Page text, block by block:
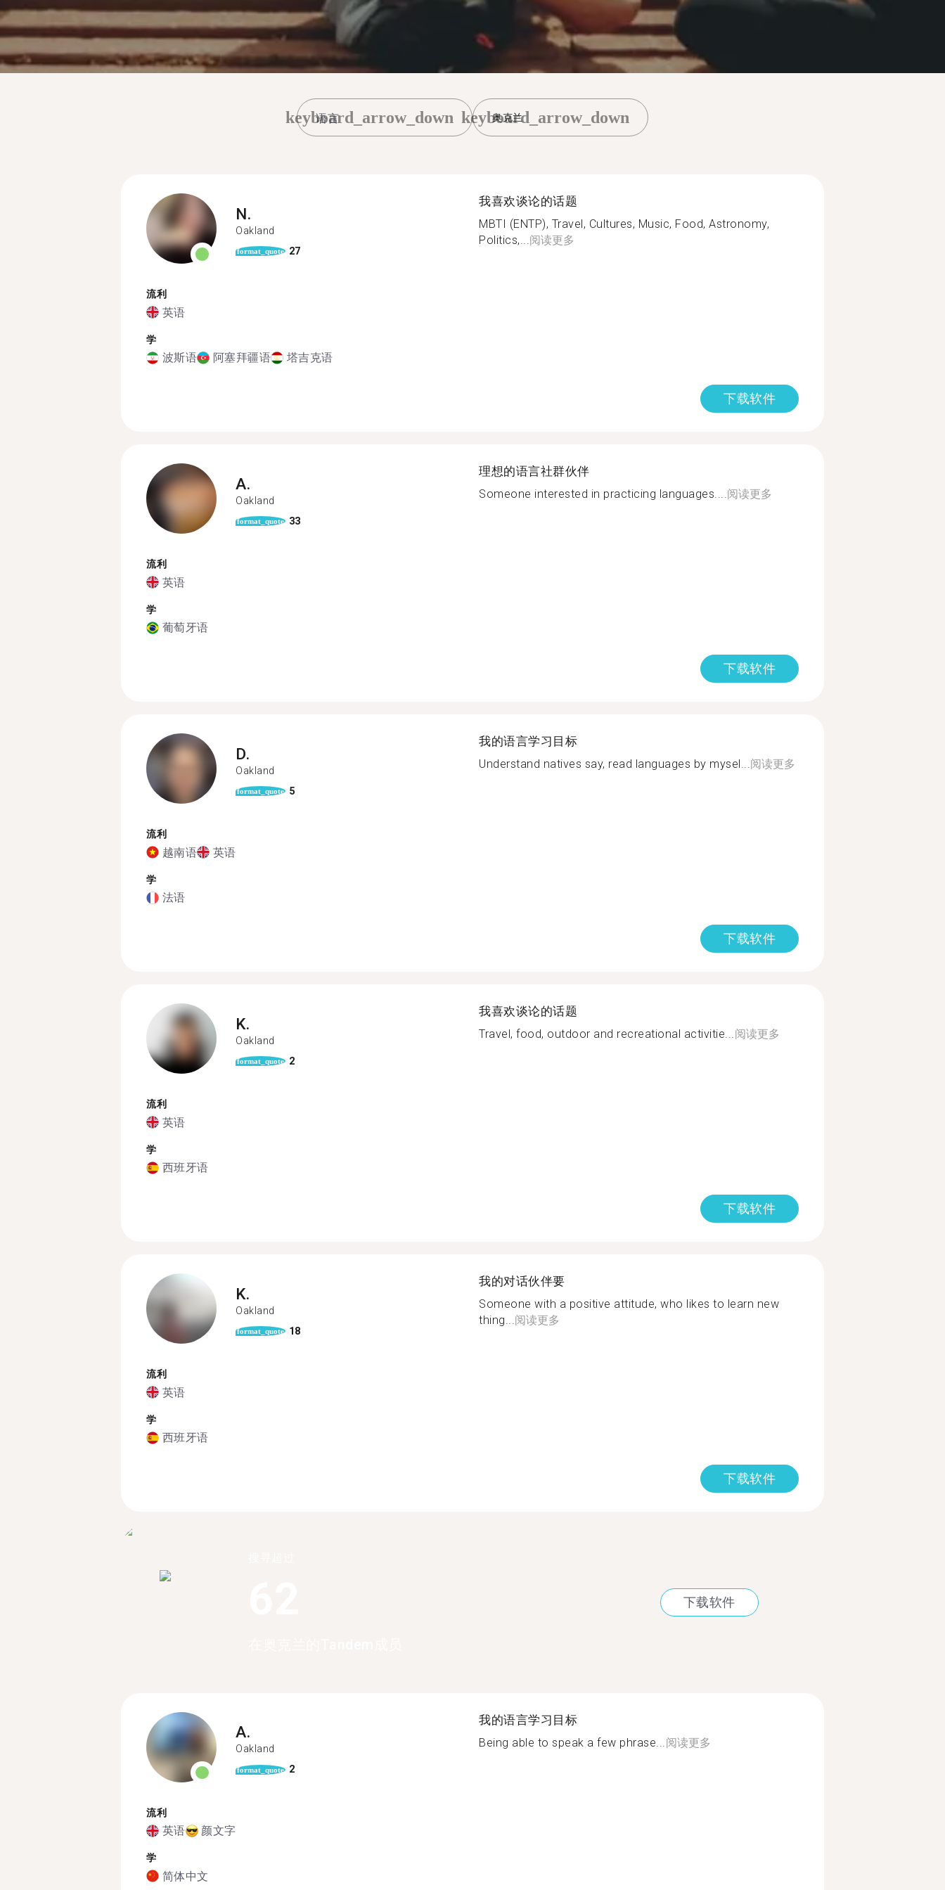
keyboard_arrow_down 奥克兰
keyboard_arrow_down
N.
Oakland
format_quote 27
流利
英语
学
波斯语 阿塞拜疆语 塔吉克语
我喜欢谈论的话题
MBTI (ENTP), Travel, Cultures, Music, Food, Astronomy,
Politics,...阅读更多
下载软件
A.
Oakland
format_quote 33
流利
英语
学
葡萄牙语
理想的语言社群伙伴
Someone interested in practicing languages....阅读更多
下载软件
D.
Oakland
format_quote 5
流利
越南语 英语
学
法语
我的语言学习目标
Understand natives say, read languages by mysel...阅读更多
下载软件
K.
Oakland
format_quote 2
流利
英语
学
西班牙语
我喜欢谈论的话题
Travel, food, outdoor and recreational activitie...阅读更多
下载软件
K.
Oakland
format_quote 18
流利
英语
学
西班牙语
我的对话伙伴要
Someone with a positive attitude, who likes to learn new
thing...阅读更多
下载软件
下载软件
A.
Oakland
format_quote 2
流利
英语 颜文字
学
简体中文
我的语言学习目标
Being able to speak a few phrase... 阅读更多